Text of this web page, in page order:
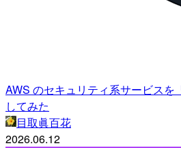
AWS のセキュリティ系サービスを
してみた
目取眞百花
2026.06.12